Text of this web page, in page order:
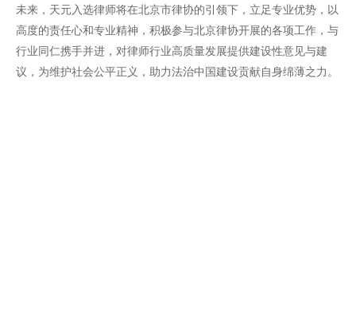
未来，天元入选律师将在北京市律协的引领下，立足专业优势，以
高度的责任心和专业精神，积极参与北京律协开展的各项工作，与
行业同仁携手并进，对律师行业高质量发展提供建设性意见与建
议，为维护社会公平正义，助力法治中国建设贡献自身绵薄之力。